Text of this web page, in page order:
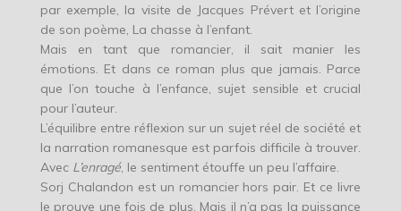
par exemple, la visite de Jacques Prévert et l’origine
de son poème, La chasse à l’enfant.
Mais en tant que romancier, il sait manier les
émotions. Et dans ce roman plus que jamais. Parce
que l’on touche à l’enfance, sujet sensible et crucial
pour l’auteur.
L’équilibre entre réflexion sur un sujet réel de société et
la narration romanesque est parfois difficile à trouver.
Avec L’enragé, le sentiment étouffe un peu l’affaire.
Sorj Chalandon est un romancier hors pair. Et ce livre
le prouve une fois de plus. Mais il n’a pas la puissance